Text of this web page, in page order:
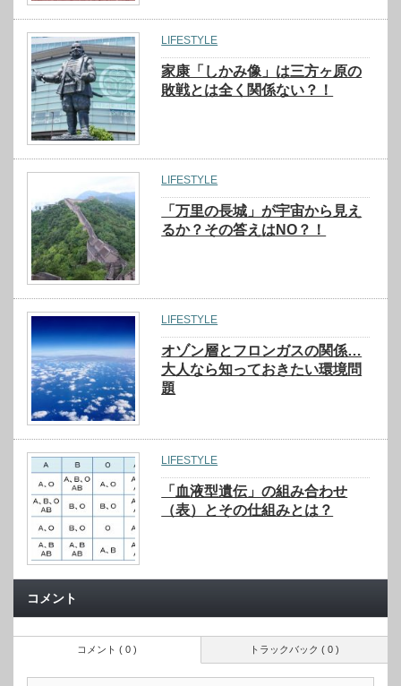
LIFESTYLE
家康「しかみ像」は三方ヶ原の
敗戦とは全く関係ない？！
LIFESTYLE
「万里の長城」が宇宙から見え
るか？その答えはNO？！
LIFESTYLE
オゾン層とフロンガスの関係…
大人なら知っておきたい環境問
題
LIFESTYLE
「血液型遺伝」の組み合わせ
（表）とその仕組みとは？
コメント
トラックバック ( 0 )
コメント ( 0 )